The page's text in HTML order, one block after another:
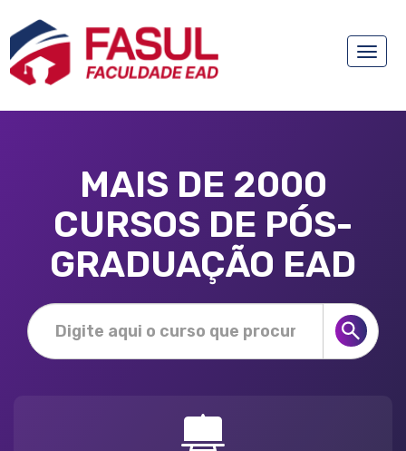
Toggle
MAIS DE 2000
CURSOS DE PÓS-
GRADUAÇÃO EAD